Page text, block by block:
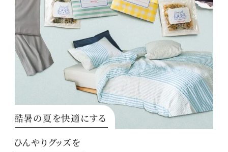
酷暑の夏を快適にする
ひんやりグッズを